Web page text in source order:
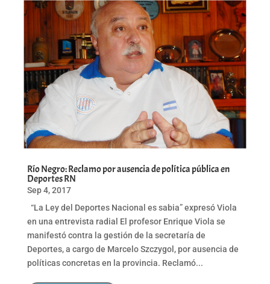
Río Negro: Reclamo por ausencia de política pública en
Deportes RN
Sep 4, 2017
“La Ley del Deportes Nacional es sabia” expresó Viola
en una entrevista radial El profesor Enrique Viola se
manifestó contra la gestión de la secretaría de
Deportes, a cargo de Marcelo Szczygol, por ausencia de
políticas concretas en la provincia. Reclamó...